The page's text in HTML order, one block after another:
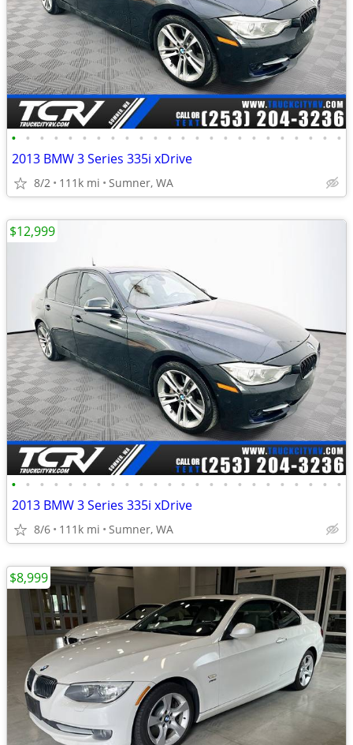
• • • • • • • • • • • • • • • • • • • • • • • •
2013 BMW 3 Series 335i xDrive
8/2 111k mi Sumner, WA
• • • • • • • • • • • • • • • • • • • • • • • •
2013 BMW 3 Series 335i xDrive
8/6 111k mi Sumner, WA
$12,999
$8,999